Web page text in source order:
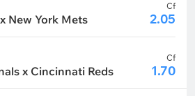
New York Mets
Cf
2.05
x Cincinnati Reds
Cf
1.70